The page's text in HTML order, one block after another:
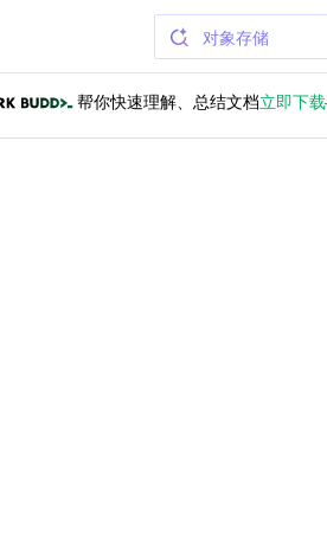
对象存储
帮你快速理解、总结文档立即下载